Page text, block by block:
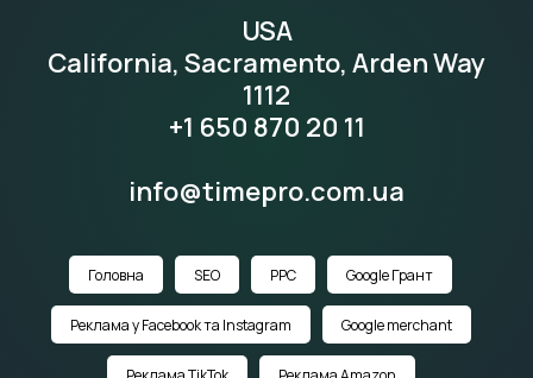
USA
California, Sacramento, Arden Way
1112
+1 650 870 20 11
info@timepro.com.ua
Головна SEO PPC Google Грант
Реклама у Facebook та Instagram Google merchant